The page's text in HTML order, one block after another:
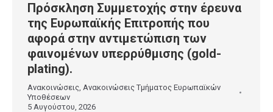
Πρόσκληση Συμμετοχής στην έρευνα
της Ευρωπαϊκής Επιτροπής που
αφορά στην αντιμετώπιση των
φαινομένων υπερρύθμισης (gold-
plating).
Ανακοινώσεις, Ανακοινώσεις Τμήματος Ευρωπαϊκών
Υποθέσεων
5 Αυγούστου, 2026